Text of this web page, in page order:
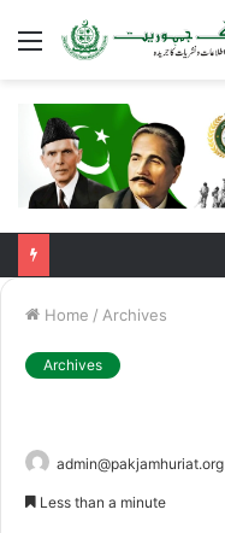
Menu
Home / Archives
Archives
admin@pakjamhuriat.org
Less than a minute